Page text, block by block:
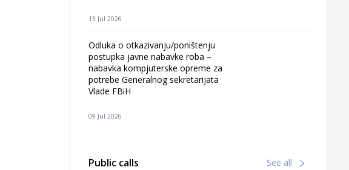
13 Jul 2026
Odluka o otkazivanju/poništenju
postupka javne nabavke roba –
nabavka kompjuterske opreme za
potrebe Generalnog sekretarijata
Vlade FBiH
09 Jul 2026
Public calls See all